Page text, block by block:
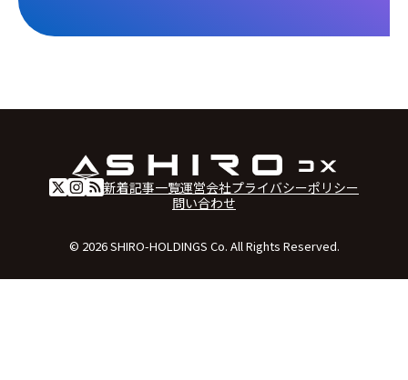
新着記事一覧運営会社プライバシーポリシー
問い合わせ
© 2026 SHIRO-HOLDINGS Co. All Rights Reserved.